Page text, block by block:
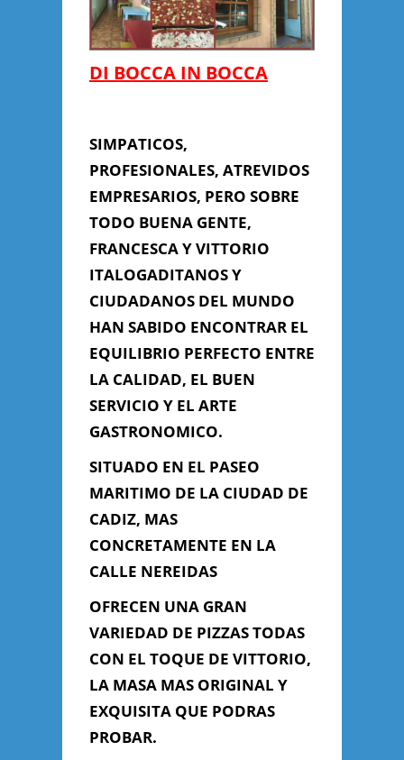
DI BOCCA IN BOCCA
SIMPATICOS,
PROFESIONALES, ATREVIDOS
EMPRESARIOS, PERO SOBRE
TODO BUENA GENTE,
FRANCESCA Y VITTORIO
ITALOGADITANOS Y
CIUDADANOS DEL MUNDO
HAN SABIDO ENCONTRAR EL
EQUILIBRIO PERFECTO ENTRE
LA CALIDAD, EL BUEN
SERVICIO Y EL ARTE
GASTRONOMICO.
SITUADO EN EL PASEO
MARITIMO DE LA CIUDAD DE
CADIZ, MAS
CONCRETAMENTE EN LA
CALLE NEREIDAS
OFRECEN UNA GRAN
VARIEDAD DE PIZZAS TODAS
CON EL TOQUE DE VITTORIO,
LA MASA MAS ORIGINAL Y
EXQUISITA QUE PODRAS
PROBAR.
Información de
Contacto
MARITIMO), Cádiz, Cádiz
diboccainbocca@hotmail.com
Contacta con Nosotros